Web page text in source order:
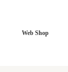
Web Shop